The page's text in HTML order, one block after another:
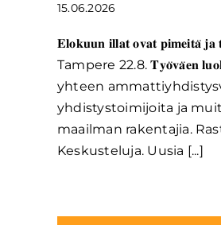
15.06.2026
𝐄𝐥𝐨𝐤𝐮𝐮𝐧 𝐢𝐥𝐥𝐚𝐭 𝐨𝐯𝐚𝐭 𝐩𝐢𝐦𝐞𝐢𝐭𝐚̈ 𝐣𝐚
Tampere 22.8. 𝐓𝐲𝐨̈𝐯𝐚̈𝐞𝐧
yhteen
yhdistystoimijoita ja
maailman rakentajia.
Keskusteluja. Uusia [...]